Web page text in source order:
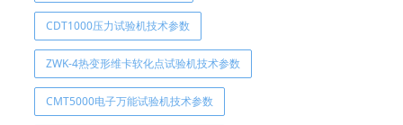
CDT1000压力试验机技术参数
ZWK-4热变形维卡软化点试验机技术参数
CMT5000电子万能试验机技术参数